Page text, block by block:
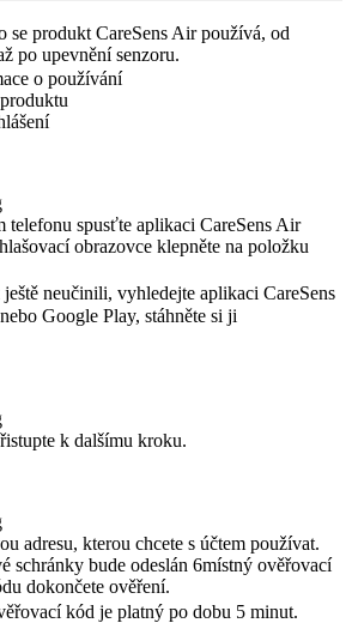
se produkt CareSens Air používá, od
po upevnění senzoru.
o používání
produktu
telefonu spusťte aplikaci CareSens Air
obrazovce klepněte na položku
neučinili, vyhledejte aplikaci CareSens
Google Play, stáhněte si ji
k dalšímu kroku.
adresu, kterou chcete s účtem používat.
schránky bude odeslán 6místný ověřovací
dokončete ověření.
kód je platný po dobu 5 minut.